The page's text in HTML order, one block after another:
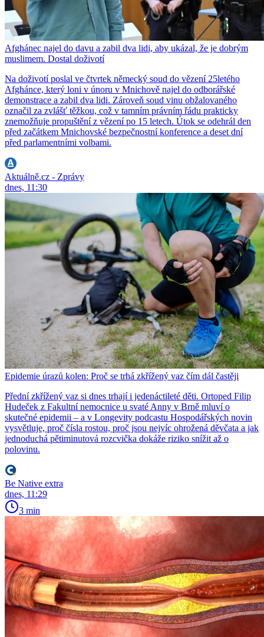
Afghánec najel do davu a zabil dva lidi, aby ukázal, že je dobrým
muslimem. Dostal doživotí
Na doživotí poslal ve čtvrtek německý soud do vězení 25letého
Afghánce, který loni v únoru v Mnichově najel do odborářské
demonstrace a zabil dva lidi. Zároveň soud vinu obžalovaného
označil za zvlášť těžkou, což v tamním právním řádu prakticky
znemožňuje propuštění z vězení po 15 letech. Útok se odehrál den
před začátkem Mnichovské bezpečnostní konference a deset dní
před parlamentními volbami.
Aktuálně.cz - Zprávy
dnes, 11:30
Epidemie úrazů kolen: Proč se trhá zkřížený vaz čím dál častěji
Přední zkřížený vaz si dnes trhají i jedenáctileté děti. Ortoped Filip
Hudeček z Fakultní nemocnice u svaté Anny v Brně mluví o
skutečné epidemii – a v Longevity podcastu Hospodářských novin
vysvětluje, proč čísla rostou, proč jsou nejvíc ohrožená děvčata a jak
jednoduchá pětiminutová rozcvička dokáže riziko snížit až o
polovinu.
Be Native extra
dnes, 11:29
3 min